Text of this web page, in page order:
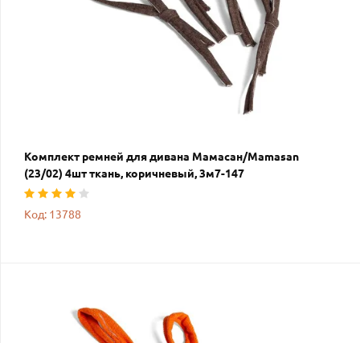
Комплект ремней для дивана Мамасан/Mamasan
(23/02) 4шт ткань, коричневый, 3м7-147
Код: 13788